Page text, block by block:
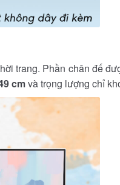
trang. Phần chân đế
cmvà trọng lượng chỉ